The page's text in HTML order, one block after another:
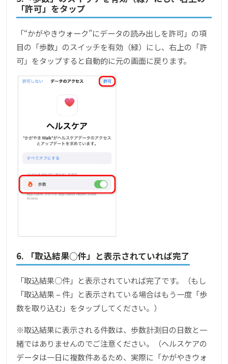
「許可」をタップ
「“かがやきウォーク”にデータの読み出しを許可」の項
目の「歩数」のスイッチを有効（緑）にし、右上の「許
可」をタップすると自動的に元の画面に戻ります。
6. 「取込結果○件」と表示されていれば完了
「取込結果○件」と表示されていれば完了です。（もし
「取込結果 – 件」と表示されている場合はもう一度「歩
数を取り込む」をタップしてください。）
※取込結果に表示される件数は、歩数計測日の日数と一
緒ではありませんのでご注意ください。（ヘルスケアの
データは一日に複数件あるため、実際に「かがやきウォ